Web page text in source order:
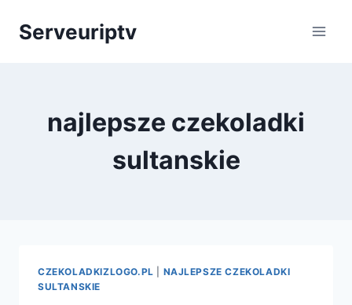
Serveuriptv
najlepsze czekoladki
sultanskie
CZEKOLADKIZLOGO.PL
NAJLEPSZE CZEKOLADKI
SULTANSKIE